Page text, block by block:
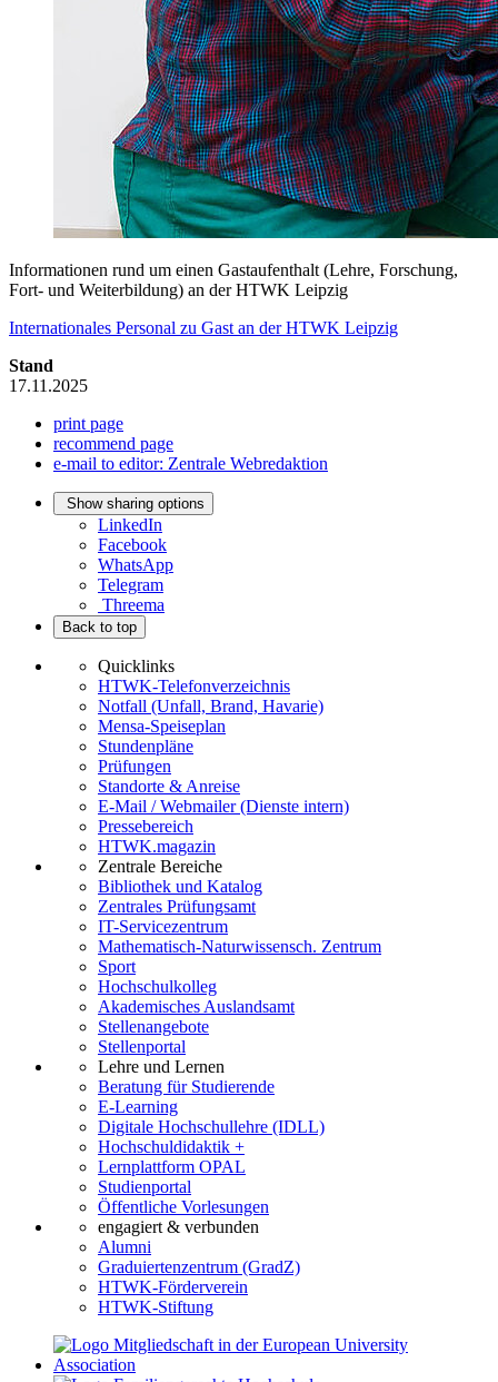
Informationen rund um einen Gastaufenthalt (Lehre, Forschung,
Fort- und Weiterbildung) an der HTWK Leipzig
Internationales Personal zu Gast an der HTWK Leipzig
Stand
17.11.2025
print page
recommend page
e-mail to editor: Zentrale Webredaktion
Show sharing options
LinkedIn
Facebook
WhatsApp
Telegram
Threema
Back to top
Quicklinks
HTWK-Telefonverzeichnis
Notfall (Unfall, Brand, Havarie)
Mensa-Speiseplan
Stundenpläne
Prüfungen
Standorte & Anreise
E-Mail / Webmailer (Dienste intern)
Pressebereich
HTWK.magazin
Zentrale Bereiche
Bibliothek und Katalog
Zentrales Prüfungsamt
IT-Servicezentrum
Mathematisch-Naturwissensch. Zentrum
Sport
Hochschulkolleg
Akademisches Auslandsamt
Stellenangebote
Stellenportal
Lehre und Lernen
Beratung für Studierende
E-Learning
Digitale Hochschullehre (IDLL)
Hochschuldidaktik +
Lernplattform OPAL
Studienportal
Öffentliche Vorlesungen
engagiert & verbunden
Alumni
Graduiertenzentrum (GradZ)
HTWK-Förderverein
HTWK-Stiftung